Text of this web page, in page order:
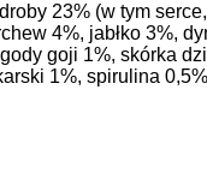
23% (w tym serce,
4%, jabłko 3%,
goji 1%, skórka
1%, spirulina